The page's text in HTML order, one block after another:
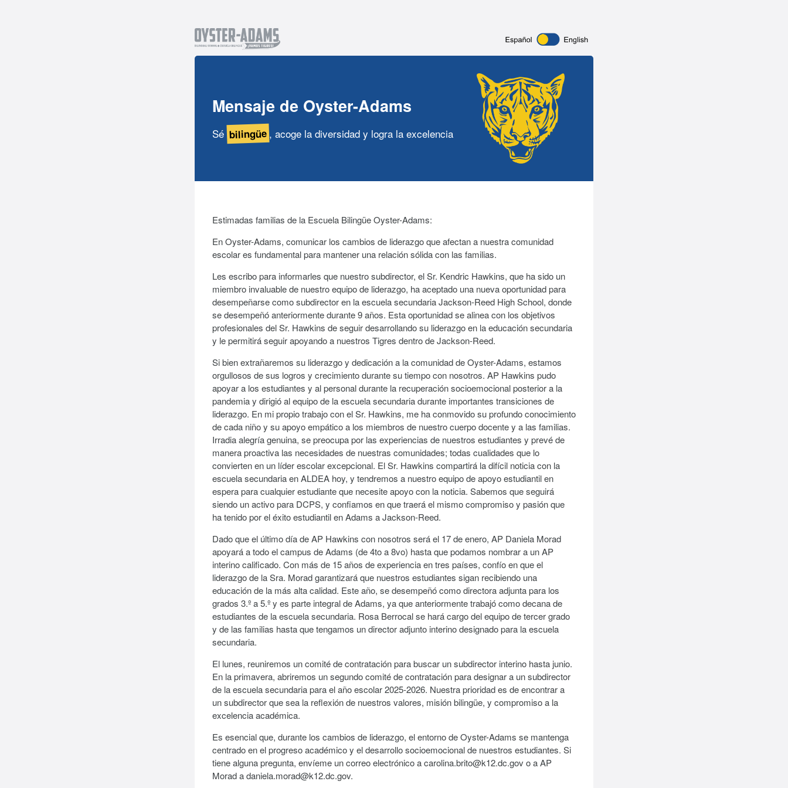
Mensaje de Oyster-Adams
Sé bilingüe, acoge la diversidad y logra la excelencia
Estimadas familias de la Escuela Bilingüe Oyster-Adams:
En Oyster-Adams, comunicar los cambios de liderazgo que afectan a nuestra comunidad
escolar es fundamental para mantener una relación sólida con las familias.
Les escribo para informarles que nuestro subdirector, el Sr. Kendric Hawkins, que ha sido un
miembro invaluable de nuestro equipo de liderazgo, ha aceptado una nueva oportunidad para
desempeñarse como subdirector en la escuela secundaria Jackson-Reed High School, donde
se desempeñó anteriormente durante 9 años. Esta oportunidad se alinea con los objetivos
profesionales del Sr. Hawkins de seguir desarrollando su liderazgo en la educación secundaria
y le permitirá seguir apoyando a nuestros Tigres dentro de Jackson-Reed.
Si bien extrañaremos su liderazgo y dedicación a la comunidad de Oyster-Adams, estamos
orgullosos de sus logros y crecimiento durante su tiempo con nosotros. AP Hawkins pudo
apoyar a los estudiantes y al personal durante la recuperación socioemocional posterior a la
pandemia y dirigió al equipo de la escuela secundaria durante importantes transiciones de
liderazgo. En mi propio trabajo con el Sr. Hawkins, me ha conmovido su profundo conocimiento
de cada niño y su apoyo empático a los miembros de nuestro cuerpo docente y a las familias.
Irradia alegría genuina, se preocupa por las experiencias de nuestros estudiantes y prevé de
manera proactiva las necesidades de nuestras comunidades; todas cualidades que lo
convierten en un líder escolar excepcional. El Sr. Hawkins compartirá la difícil noticia con la
escuela secundaria en ALDEA hoy, y tendremos a nuestro equipo de apoyo estudiantil en
espera para cualquier estudiante que necesite apoyo con la noticia. Sabemos que seguirá
siendo un activo para DCPS, y confiamos en que traerá el mismo compromiso y pasión que
ha tenido por el éxito estudiantil en Adams a Jackson-Reed.
Dado que el último día de AP Hawkins con nosotros será el 17 de enero, AP Daniela Morad
apoyará a todo el campus de Adams (de 4to a 8vo) hasta que podamos nombrar a un AP
interino calificado. Con más de 15 años de experiencia en tres países, confío en que el
liderazgo de la Sra. Morad garantizará que nuestros estudiantes sigan recibiendo una
educación de la más alta calidad. Este año, se desempeñó como directora adjunta para los
grados 3.º a 5.º y es parte integral de Adams, ya que anteriormente trabajó como decana de
estudiantes de la escuela secundaria. Rosa Berrocal se hará cargo del equipo de tercer grado
y de las familias hasta que tengamos un director adjunto interino designado para la escuela
secundaria.
El lunes, reuniremos un comité de contratación para buscar un subdirector interino hasta junio.
En la primavera, abriremos un segundo comité de contratación para designar a un subdirector
de la escuela secundaria para el año escolar 2025-2026. Nuestra prioridad es de encontrar a
un subdirector que sea la reflexión de nuestros valores, misión bilingüe, y compromiso a la
excelencia académica.
Es esencial que, durante los cambios de liderazgo, el entorno de Oyster-Adams se mantenga
centrado en el progreso académico y el desarrollo socioemocional de nuestros estudiantes. Si
tiene alguna pregunta, envíeme un correo electrónico a carolina.brito@k12.dc.gov o a AP
Morad a daniela.morad@k12.dc.gov.